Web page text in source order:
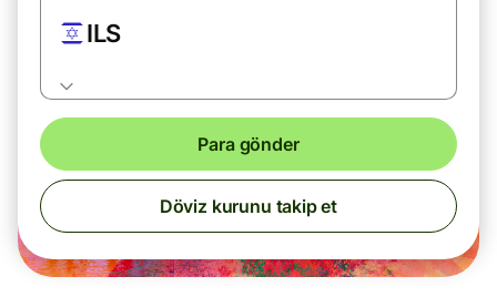
ILS
Para gönder
Döviz kurunu takip et